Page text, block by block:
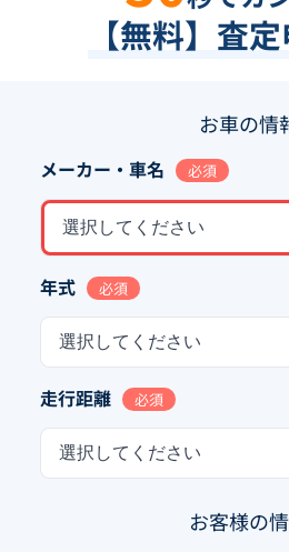
【無料】査
お車の情
メーカー・車名 必須
選択してください
年式 必須
選択してください
走行距離 必須
選択してください
お客様の